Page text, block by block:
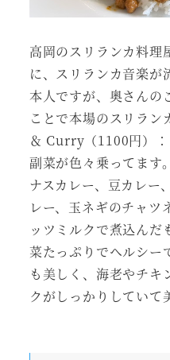
高岡のスリランカ料理
に、スリランカ音楽が
本人ですが、奥さんの
ことで本場のスリラ
＆ Curry（1100円）：
副菜が色々乗ってます
ナスカレー、豆カレー
レー、玉ネギのチャツ
ッツミルクで煮込ん
菜たっぷりでヘルシー
も美しく、海老やチキ
クがしっかりしていて